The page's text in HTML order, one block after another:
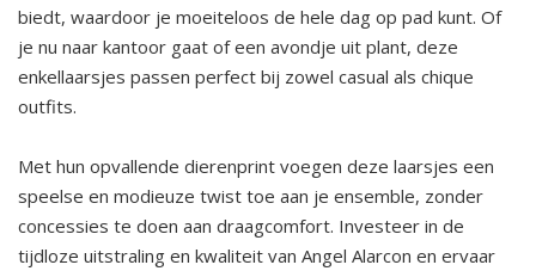
biedt, waardoor je moeiteloos de hele dag op pad kunt. Of
je nu naar kantoor gaat of een avondje uit plant, deze
enkellaarsjes passen perfect bij zowel casual als chique
outfits.
Met hun opvallende dierenprint voegen deze laarsjes een
speelse en modieuze twist toe aan je ensemble, zonder
concessies te doen aan draagcomfort. Investeer in de
tijdloze uitstraling en kwaliteit van Angel Alarcon en ervaar